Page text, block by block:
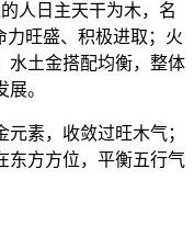
人日主天干为木，名
力旺盛、积极进取；火
水土金搭配均衡，整体
。
素，收敛过旺木气；
东方方位，平衡五行气